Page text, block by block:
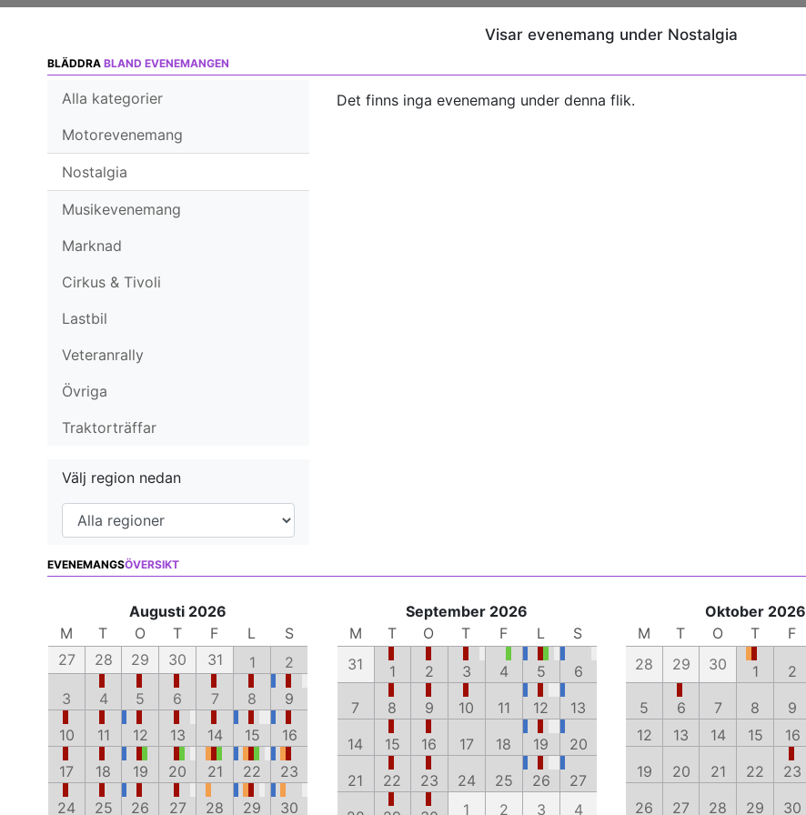
Visar evenemang under Nostalgia
BLÄDDRA BLAND EVENEMANGEN
Alla kategorier
Motorevenemang
Nostalgia
Musikevenemang
Marknad
Cirkus & Tivoli
Lastbil
Veteranrally
Övriga
Traktorträffar
Välj region nedan
Det finns inga evenemang under denna flik.
EVENEMANGSÖVERSIKT
Augusti 2026
M
T O T F L
S
27
28 29 30 31 1
2
3
4 5 6 7 8
9
10
11 12 13 14 15
16
17
18 19 20 21 22
23
24
25 26 27 28 29 30
September 2026
M
T O T F L
S
31
1 2 3 4 5
6
7
8 9 10 11 12
13
14
15 16 17 18 19
20
21
22 23 24 25 26
27
1 2 3 4
Oktober 2026
M
T O T F
28
29 30 1 2
5
6 7 8 9
12
13 14 15 16
19
20 21 22 23
26
27 28 29 30